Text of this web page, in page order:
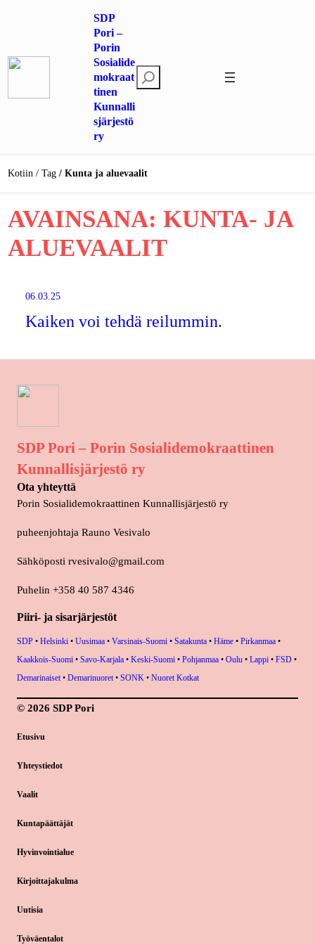
SDP
Pori –
Porin
Sosialide
mokraat
tinen
Kunnalli
sjärjestö
ry
t
s
Kotiin Tag Kunta ja aluevaalit
AVAINSANA: KUNTA- JA
ALUEVAALIT
06.03.25
Kaiken voi tehdä reilummin.
SDP Pori – Porin Sosialidemokraattinen
Kunnallisjärjestö ry
Ota yhteyttä
Porin Sosialidemokraattinen Kunnallisjärjestö ry
puheenjohtaja Rauno Vesivalo
Sähköposti rvesivalo@gmail.com
Puhelin +358 40 587 4346
Piiri- ja sisarjärjestöt
SDP • Helsinki • Uusimaa • Varsinais-Suomi • Satakunta • Häme • Pirkanmaa •
Kaakkois-Suomi • Savo-Karjala • Keski-Suomi • Pohjanmaa • Oulu • Lappi • FSD •
Demarinaiset • Demarinuoret • SONK • Nuoret Kotkat
© 2026 SDP Pori
Etusivu
Yhteystiedot
Vaalit
Kuntapäättäjät
Hyvinvointialue
Kirjoittajakulma
Uutisia
Työväentalot